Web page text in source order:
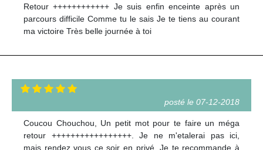
Retour ++++++++++++ Je suis enfin enceinte après un
parcours difficile Comme tu le sais Je te tiens au courant
ma victoire Très belle journée à toi
posté le 07-12-2018
Coucou Chouchou, Un petit mot pour te faire un méga
retour +++++++++++++++++. Je ne m'etalerai pas ici,
mais rendez vous ce soir en privé. Je te recommande à